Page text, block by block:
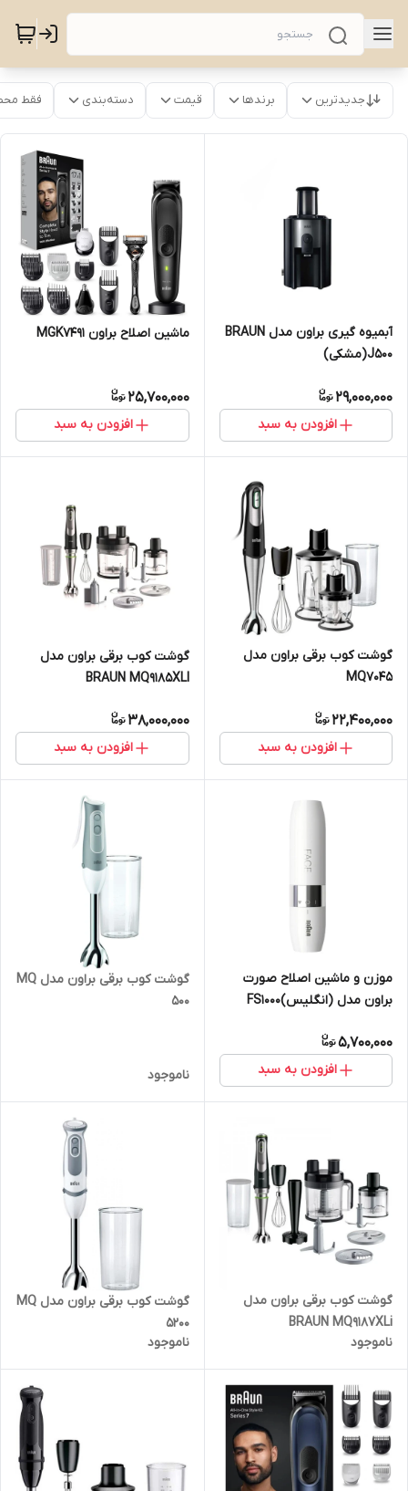
جدیدترین برندها قیمت دسته‌بندی فقط
آبمیوه‌ گیری براون مدل BRAUN
J500(مشکی)
29,000,000
افزودن به سبد
ماشین اصلاح براون MGK7491
25,700,000
افزودن به سبد
گوشت کوب برقی براون مدل
MQ7045
22,400,000
افزودن به سبد
گوشت کوب برقی براون مدل
BRAUN MQ9185XLI
38,000,000
افزودن به سبد
موزن و ماشین اصلاح صورت
براون مدل (انگلیس)FS1000
5,700,000
افزودن به سبد
گوشت کوب برقی براون مدل MQ
500
ناموجود
گوشت کوب برقی براون مدل
BRAUN MQ9187XLi
ناموجود
گوشت کوب برقی براون مدل MQ
5200
ناموجود